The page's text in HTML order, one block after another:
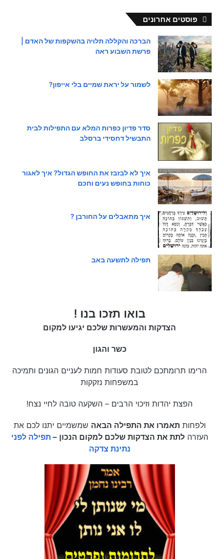
פוסטים אחרונים
הברכה והקללה תלויה בהשקפות של האדם |
פרשת השבוע ראה
לשמור על יראת שמיים בלי אייפון?
סדר פדיון כפרות המלא עם התפילות לבית
התבשיל דחסידי ברסלב
איך לא לבזבז את החופש הגדול? איך לאגור
כוחות בחופש נעים וחכם
איך מתאבלים על החורבן ?
תפילה לתשעה באב
בואו תזכו בנו !
הצדקות והמעשרות שלכם יגיעו למקום
כשר והגון
הרימו תרומתכם לטובת סעודות חמות לעניים הגונים ותמיכה
במשפחות נזקקות
הפצת יהדות וזיכוי הרבים – השקעה טובה לחיי נצח!
ולפחותתאמרו את התפילה הבאה שמשמיים יתנו לכם את
העזרהלתת את הצדקות שלכם למקום הנכון –תפילה לפני
נתינת צדקה